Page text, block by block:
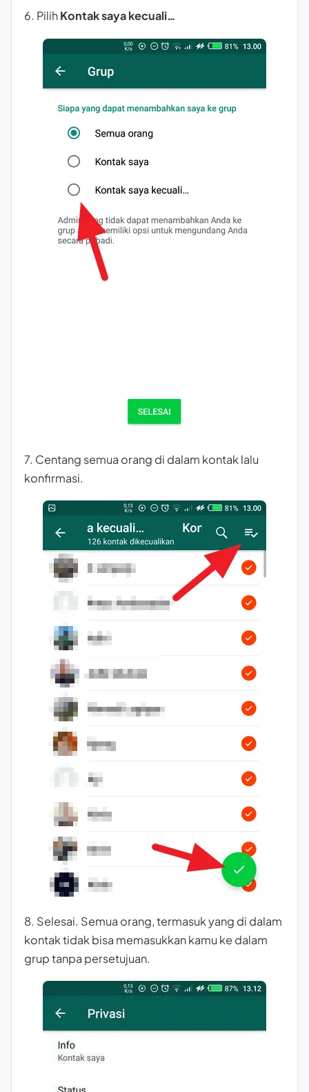
6. PilihKontak saya kecuali…
7. Centang semua orang di dalam kontak lalu
konfirmasi.
8. Selesai. Semua orang, termasuk yang di dalam
kontak tidak bisa memasukkan kamu ke dalam
grup tanpa persetujuan.